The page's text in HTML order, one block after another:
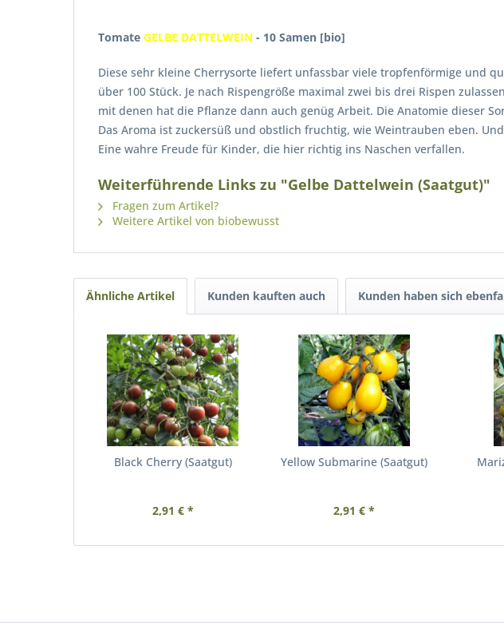
Tomate GELBE DATTELWEIN - 10 Samen [bio]
Diese sehr kleine Cherrysorte liefert unfassbar viele tropfenförmige und
über 100 Stück. Je nach Rispengröße maximal zwei bis drei Rispen
mit denen hat die Pflanze dann auch genüg Arbeit. Die Anatomie dieser
Das Aroma ist zuckersüß und obstlich fruchtig, wie Weintrauben eben.
Eine wahre Freude für Kinder, die hier richtig ins Naschen verfallen.
Weiterführende Links zu "Gelbe Dattelwein (Saatgut)"
Fragen zum Artikel?
Weitere Artikel von biobewusst
Ähnliche Artikel Kunden kauften auch Kunden haben sich
Black Cherry (Saatgut)
2,91 € *
Yellow Submarine (Saatgut)
2,91 € *